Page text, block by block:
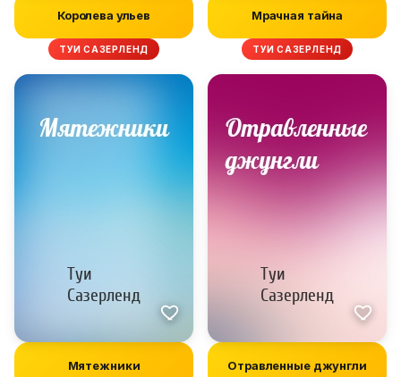
Королева ульев
ТУИ САЗЕРЛЕНД
Мрачная тайна
ТУИ САЗЕРЛЕНД
Мятежники Отравленные джунгли